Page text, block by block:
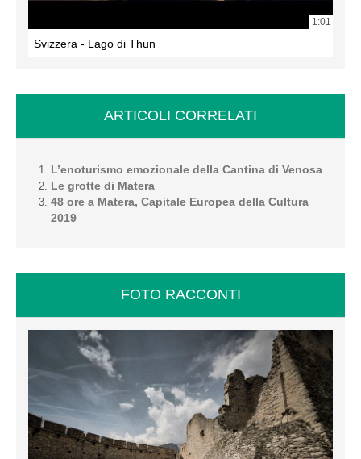
1:01
Svizzera - Lago di Thun
ARTICOLI CORRELATI
L’enoturismo emozionale della Cantina di Venosa
Le grotte di Matera
48 ore a Matera, Capitale Europea della Cultura
2019
FOTO RACCONTI